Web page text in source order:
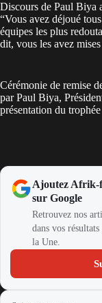
Discours de Paul Biya
“Vous avez déjoué
équipes les plus
dit, vous les avez
Cérémonie de remise
par Paul Biya,
présentation du
Ajoutez Afrik-
sur Google
Retrouvez nos
dans vos
la Une.